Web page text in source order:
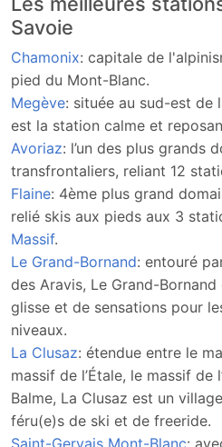
Savoie
Chamonix: capitale de
pied du Mont-Blanc.
Megève: située au sud-est de
est la station calme et
Avoriaz: l’un des plus grands
transfrontaliers, reliant 12
Flaine: 4ème plus grand
relié skis aux pieds aux 3
Massif.
Le Grand-Bornand: entouré
des Aravis, Le Grand-
glisse et de sensations pour
niveaux.
La Clusaz: étendue entre le
massif de l’Étale, le massif de
Balme, La Clusaz est un
féru(e)s de ski et de freeride.